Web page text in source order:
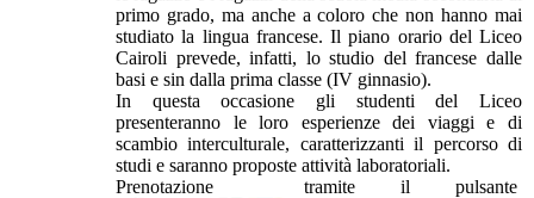
primo grado, ma anche a coloro che non hanno mai
studiato la lingua francese. Il piano orario del Liceo
Cairoli prevede, infatti, lo studio del francese dalle
basi e sin dalla prima classe (IV ginnasio).
In questa occasione gli studenti del Liceo
presenteranno le loro esperienze dei viaggi e di
scambio interculturale, caratterizzanti il percorso di
studi e saranno proposte attività laboratoriali.
Prenotazione tramite il pulsante